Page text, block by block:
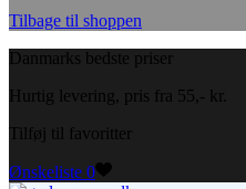
Tilbage til shoppen
Danmarks bedste priser
Hurtig levering, pris fra 55,- kr.
Tilføj til favoritter
Ønskeliste 0